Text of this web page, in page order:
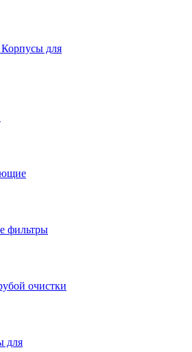
для
фильтры
очистки
для